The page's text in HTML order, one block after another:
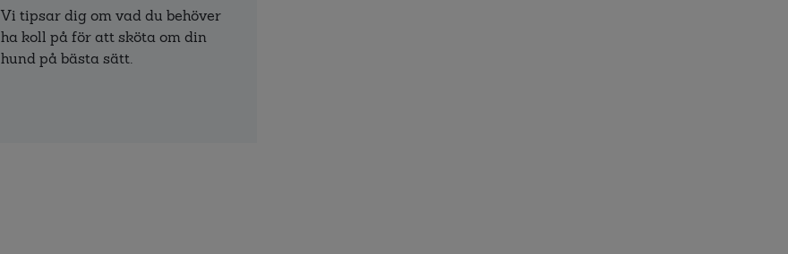
Vi tipsar dig om vad du behöver
ha koll på för att sköta om din
hund på bästa sätt.